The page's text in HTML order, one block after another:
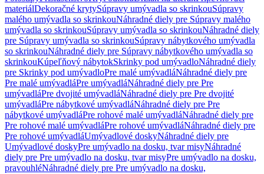
materiálDekoračné krytySúpravy umývadla so skrinkouSúpravy
malého umývadla so skrinkouNáhradné diely pre Súpravy malého
umývadla so skrinkouSúpravy umývadla so skrinkouNáhradné diely
pre Súpravy umývadla so skrinkouSúpravy nábytkového umývadla
so skrinkouNáhradné diely pre Súpravy nábytkového umývadla so
skrinkouKúpeľňový nábytokSkrinky pod umývadloNáhradné diely
pre Skrinky pod umývadloPre malé umývadláNáhradné diely pre
Pre malé umývadláPre umývadláNáhradné diely pre Pre
umývadláPre dvojité umývadláNáhradné diely pre Pre dvojité
umývadláPre nábytkové umývadláNáhradné diely pre Pre
nábytkové umývadláPre rohové malé umývadláNáhradné diely pre
Pre rohové malé umývadláPre rohové umývadláNáhradné diely pre
Pre rohové umývadláUmývadlové doskyNáhradné diely pre
Umývadlové doskyPre umývadlo na dosku, tvar misyNáhradné
diely pre Pre umývadlo na dosku, tvar misyPre umývadlo na dosku,
pravouhléNáhradné diely pre Pre umývadlo na dosku,